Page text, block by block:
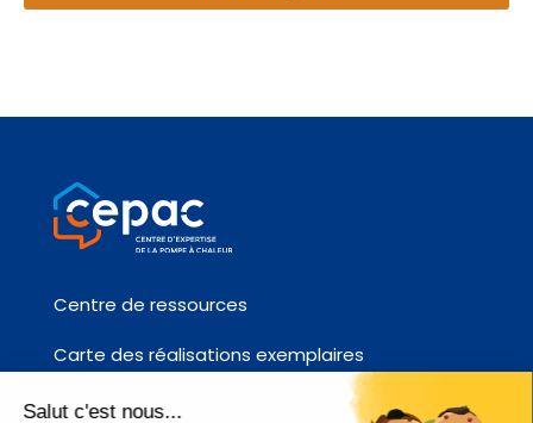
Centre de ressources
Carte des réalisations exemplaires
Fiches références chantier